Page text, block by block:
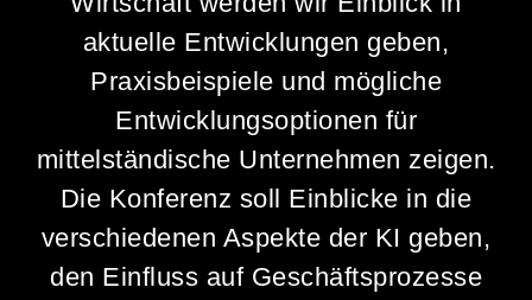
aktuelle Entwicklungen geben,
Praxisbeispiele und mögliche
Entwicklungsoptionen für
mittelständische Unternehmen zeigen.
Die Konferenz soll Einblicke in die
verschiedenen Aspekte der KI geben,
den Einfluss auf Geschäftsprozesse
Frank Müller
f.mueller@dock3-lausitz.de
T. +49 3564 32999-00
Frank Müller
f.mueller@dock3-lausitz.de
T. +49 3564 32999-00